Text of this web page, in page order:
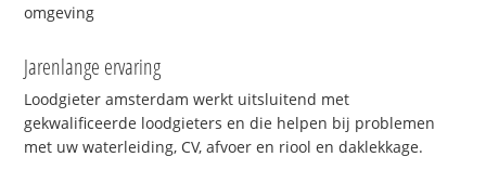
omgeving
Jarenlange ervaring
Loodgieter amsterdam werkt uitsluitend met
gekwalificeerde loodgieters en die helpen bij problemen
met uw waterleiding, CV, afvoer en riool en daklekkage.